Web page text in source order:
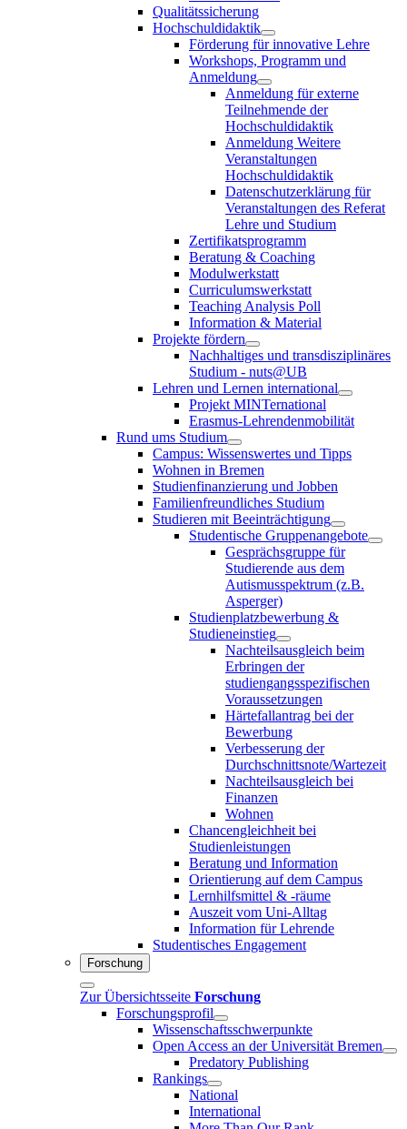
Qualitätssicherung
Hochschuldidaktik
Förderung für innovative Lehre
Workshops, Programm und
Anmeldung
Anmeldung für externe
Teilnehmende der
Hochschuldidaktik
Anmeldung Weitere
Veranstaltungen
Hochschuldidaktik
Datenschutzerklärung für
Veranstaltungen des Referat
Lehre und Studium
Zertifikatsprogramm
Beratung & Coaching
Modulwerkstatt
Curriculumswerkstatt
Teaching Analysis Poll
Information & Material
Projekte fördern
Nachhaltiges und transdisziplinäres
Studium - nuts@UB
Lehren und Lernen international
Projekt MINTernational
Erasmus-Lehrendenmobilität
Rund ums Studium
Campus: Wissenswertes und Tipps
Wohnen in Bremen
Studienfinanzierung und Jobben
Familienfreundliches Studium
Studieren mit Beeinträchtigung
Studentische Gruppenangebote
Gesprächsgruppe für
Studierende aus dem
Autismusspektrum (z.B.
Asperger)
Studienplatzbewerbung &
Studieneinstieg
Nachteilsausgleich beim
Erbringen der
studiengangsspezifischen
Voraussetzungen
Härtefallantrag bei der
Bewerbung
Verbesserung der
Durchschnittsnote/Wartezeit
Nachteilsausgleich bei
Finanzen
Wohnen
Chancengleichheit bei
Studienleistungen
Beratung und Information
Orientierung auf dem Campus
Lernhilfsmittel & -räume
Auszeit vom Uni-Alltag
Information für Lehrende
Studentisches Engagement
Forschung
Zur Übersichtsseite Forschung
Forschungsprofil
Wissenschaftsschwerpunkte
Open Access an der Universität Bremen
Predatory Publishing
Rankings
National
International